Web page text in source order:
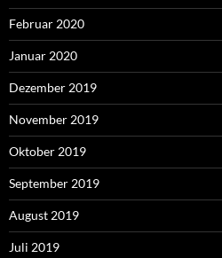
Februar 2020
Januar 2020
Dezember 2019
November 2019
Oktober 2019
September 2019
August 2019
Juli 2019